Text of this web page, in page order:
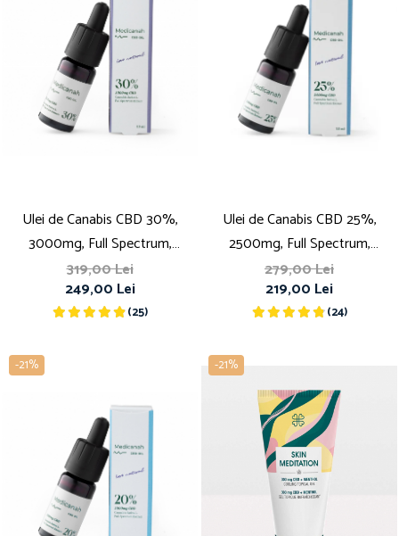
Ulei de Canabis CBD 30%,
3000mg, Full Spectrum,
Premium, 10ml
319,00 Lei
249,00 Lei
(25)
Ulei de Canabis CBD 25%,
2500mg, Full Spectrum,
Premium, 10ml
279,00 Lei
219,00 Lei
(24)
-21% -21%